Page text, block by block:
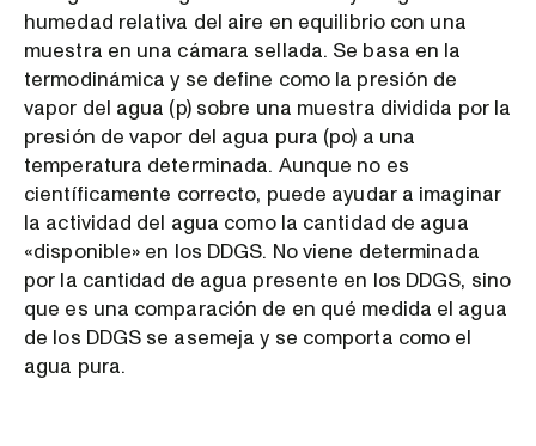
humedad relativa del aire en equilibrio con una
muestra en una cámara sellada. Se basa en la
termodinámica y se define como la presión de
vapor del agua (p) sobre una muestra dividida por la
presión de vapor del agua pura (po) a una
temperatura determinada. Aunque no es
científicamente correcto, puede ayudar a imaginar
la actividad del agua como la cantidad de agua
«disponible» en los DDGS. No viene determinada
por la cantidad de agua presente en los DDGS, sino
que es una comparación de en qué medida el agua
de los DDGS se asemeja y se comporta como el
agua pura.